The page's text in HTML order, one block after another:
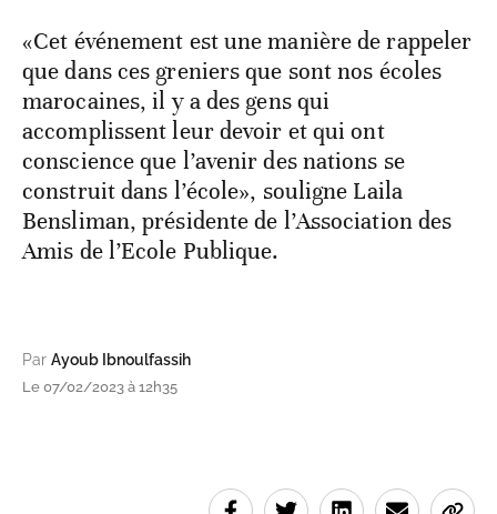
«Cet événement est une manière de rappeler
que dans ces greniers que sont nos écoles
marocaines, il y a des gens qui
accomplissent leur devoir et qui ont
conscience que l’avenir des nations se
construit dans l’école», souligne Laila
Bensliman, présidente de l’Association des
Amis de l’Ecole Publique.
Par Ayoub Ibnoulfassih
Le 07/02/2023 à 12h35